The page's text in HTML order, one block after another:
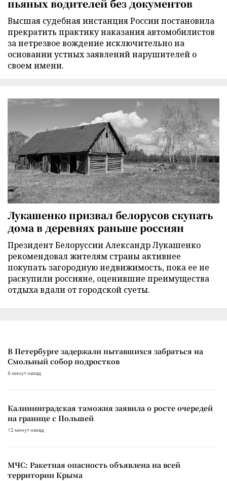
пьяных водителей без документов
Высшая судебная инстанция России постановила
прекратить практику наказания автомобилистов
за нетрезвое вождение исключительно на
основании устных заявлений нарушителей о
своем имени.
Лукашенко призвал белорусов скупать
дома в деревнях раньше россиян
Президент Белоруссии Александр Лукашенко
рекомендовал жителям страны активнее
покупать загородную недвижимость, пока ее не
раскупили россияне, оценившие преимущества
отдыха вдали от городской суеты.
В Петербурге задержали пытавшихся забраться на
Смольный собор подростков
6 минут назад
Калининградская таможня заявила о росте очередей
на границе с Польшей
12 минут назад
МЧС: Ракетная опасность объявлена на всей
территории Крыма